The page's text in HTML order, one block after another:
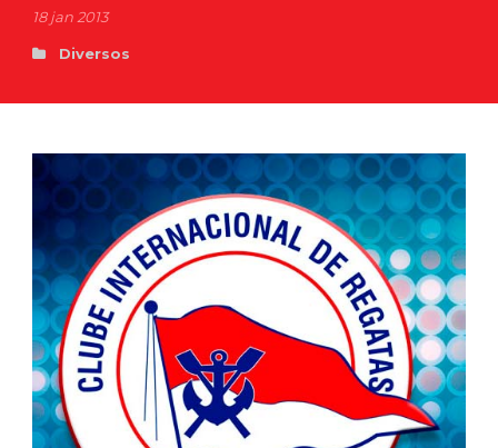
18 jan 2013
Diversos